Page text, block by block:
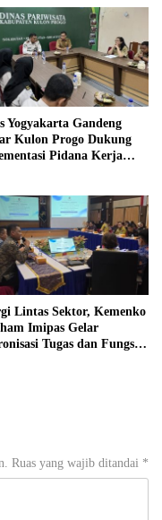
Yogyakarta Gandeng
Kulon Progo Dukung
Pidana Kerja
Lintas Sektor, Kemenko
Imipas Gelar
Tugas dan Fungsi
Ruas yang wajib ditandai *